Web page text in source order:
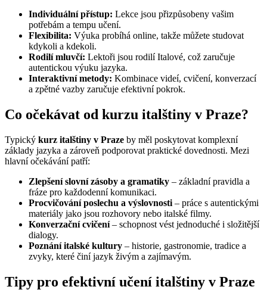
Individuální přístup: Lekce jsou přizpůsobeny vašim
potřebám a tempu učení.
Flexibilita: Výuka probíhá online, takže můžete studovat
kdykoli a kdekoli.
Rodilí mluvčí: Lektoři jsou rodilí Italové, což zaručuje
autentickou výuku jazyka.
Interaktivní metody: Kombinace videí, cvičení, konverzací
a zpětné vazby zaručuje efektivní pokrok.
Co očekávat od kurzu italštiny v Praze?
Typický kurz italštiny v Praze by měl poskytovat komplexní
základy jazyka a zároveň podporovat praktické dovednosti. Mezi
hlavní očekávání patří:
Zlepšení slovní zásoby a gramatiky – základní pravidla a
fráze pro každodenní komunikaci.
Procvičování poslechu a výslovnosti – práce s autentickými
materiály jako jsou rozhovory nebo italské filmy.
Konverzační cvičení– schopnost vést jednoduché i složitější
dialogy.
Poznání italské kultury – historie, gastronomie, tradice a
zvyky, které činí jazyk živým a zajímavým.
Tipy pro efektivní učení italštiny v Praze